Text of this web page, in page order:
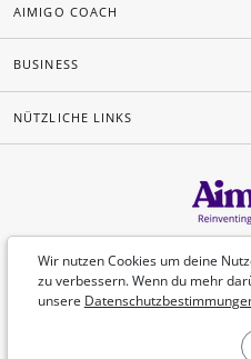
Wir nutzen Cookies um deine
zu verbessern. Wenn du mehr
unsere
AIMIGO COACH
BUSINESS
NÜTZLICHE LINKS